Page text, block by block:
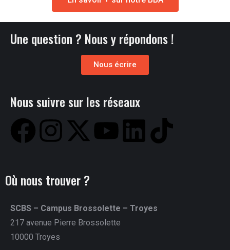
Une question ? Nous y répondons !
Nous écrire
Nous suivre sur les réseaux
Où nous trouver ?
SCBS – Campus Brossolette – Troyes
217 avenue Pierre Brossolette
10000 Troyes